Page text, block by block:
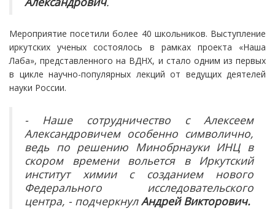
Мероприятие посетили более 40 школьников. Выступление
иркутских ученых состоялось в рамках проекта «Наша
Лаба», представленного на ВДНХ, и стало одним из первых
в цикле научно-популярных лекций от ведущих деятелей
науки России.
- Наше сотрудничество с Алексеем
Александровичем особенно символично,
ведь по решению Минобрнауки ИНЦ в
скором времени вольется в Иркутский
институт химии с созданием нового
Федерального исследовательского
центра, - подчеркнулАндрей Викторович.